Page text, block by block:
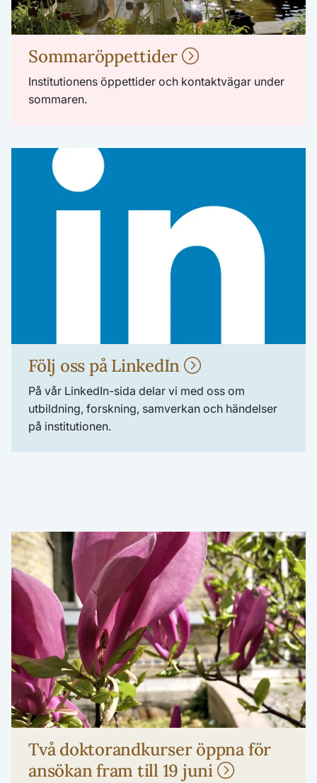
Sommaröppettider
Institutionens öppettider och kontaktvägar under
sommaren.
Följ oss på LinkedIn
På vår LinkedIn-sida delar vi med oss om
utbildning, forskning, samverkan och händelser
på institutionen.
Två doktorandkurser öppna för
ansökan fram till 19 juni